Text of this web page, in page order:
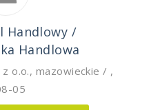
Handlowy /
Handlowa
o.o., mazowieckie / ,
05